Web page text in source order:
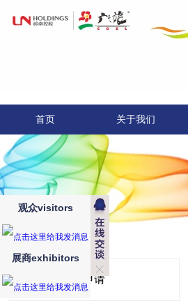
首页 关于我们
展位申请
观众visitors
展商exhibitors